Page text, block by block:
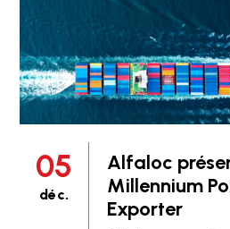
05
déc.
Alfaloc
Millennium
Exporter